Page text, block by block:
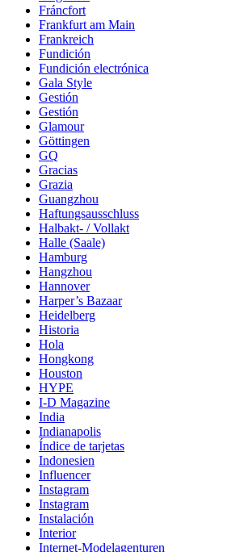
Fráncfort
Frankfurt am Main
Frankreich
Fundición
Fundición electrónica
Gala Style
Gestión
Gestión
Glamour
Göttingen
GQ
Gracias
Grazia
Guangzhou
Haftungsausschluss
Halbakt- / Vollakt
Halle (Saale)
Hamburg
Hangzhou
Hannover
Harper’s Bazaar
Heidelberg
Historia
Hola
Hongkong
Houston
HYPE
I-D Magazine
India
Indianapolis
Índice de tarjetas
Indonesien
Influencer
Instagram
Instagram
Instalación
Interior
Internet-Modelagenturen